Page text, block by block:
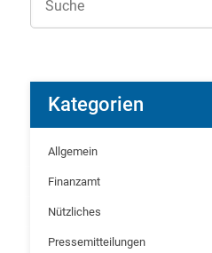
Kategorien
Allgemein
Finanzamt
Nützliches
Pressemitteilungen